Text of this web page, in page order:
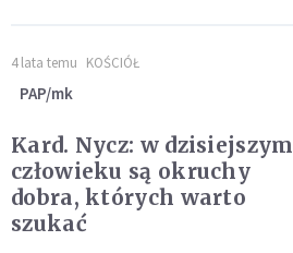
4 lata temu KOŚCIÓŁ
PAP/mk
Kard. Nycz: w dzisiejszym
człowieku są okruchy
dobra, których warto
szukać